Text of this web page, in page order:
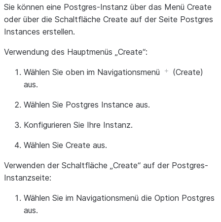
Sie können eine Postgres-Instanz über das Menü Create
oder über die Schaltfläche Create auf der Seite Postgres
Instances erstellen.
Verwendung des Hauptmenüs „Create“:
Wählen Sie oben im Navigationsmenü (Create)
aus.
Wählen Sie Postgres Instance aus.
Konfigurieren Sie Ihre Instanz.
Wählen Sie Create aus.
Verwenden der Schaltfläche „Create“ auf der Postgres-
Instanzseite:
Wählen Sie im Navigationsmenü die Option Postgres
aus.